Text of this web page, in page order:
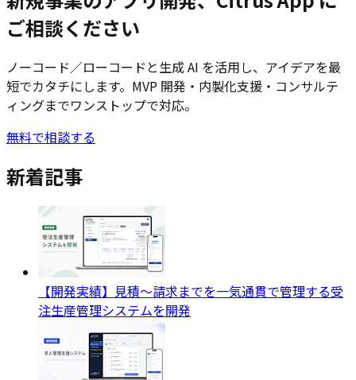
ご相談ください
ノーコード／ローコードと生成 AI を活用し、アイデアを最
短でカタチにします。MVP 開発・内製化支援・コンサルテ
ィングまでワンストップで対応。
無料で相談する
新着記事
【開発実績】見積〜請求までを一気通貫で管理する受
注生産管理システムを開発